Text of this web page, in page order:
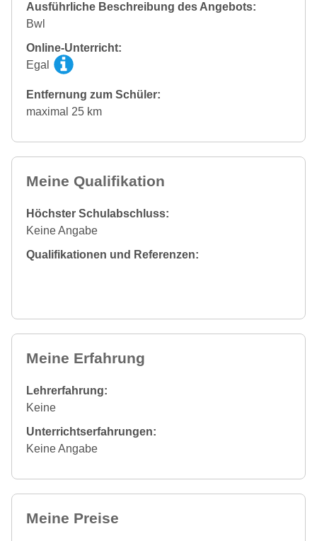
Ausführliche Beschreibung des Angebots:
Bwl
Online-Unterricht:
Egal
Entfernung zum Schüler:
maximal 25 km
Meine Qualifikation
Höchster Schulabschluss:
Keine Angabe
Qualifikationen und Referenzen:
Meine Erfahrung
Lehrerfahrung:
Keine
Unterrichtserfahrungen:
Keine Angabe
Meine Preise